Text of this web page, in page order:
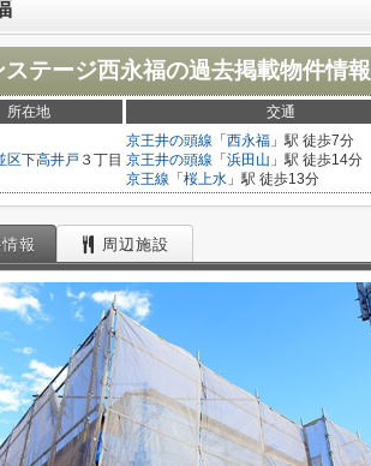
ステージ西永福の過去掲載物件情報
所在地 交通
区下高井戸 ３丁目
京王井の頭線 「 西永福 」駅 徒歩7分
京王井の頭線 「 浜田山 」駅 徒歩14分
京王線 「 桜上水 」駅 徒歩13分
報 周辺施設